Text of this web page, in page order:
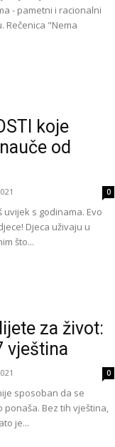
- pametni i racionalni
Rečenica "Nema
koje
od
0
s godinama. Evo
Djeca uživaju u
što...
za život:
vještina
0
sposoban da se
Bez tih vještina,
je...